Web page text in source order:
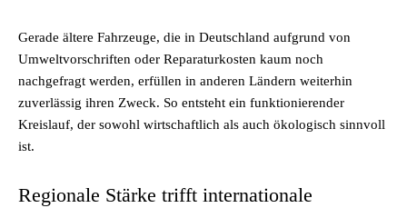
Gerade ältere Fahrzeuge, die in Deutschland aufgrund von
Umweltvorschriften oder Reparaturkosten kaum noch
nachgefragt werden, erfüllen in anderen Ländern weiterhin
zuverlässig ihren Zweck. So entsteht ein funktionierender
Kreislauf, der sowohl wirtschaftlich als auch ökologisch sinnvoll
ist.
Regionale Stärke trifft internationale